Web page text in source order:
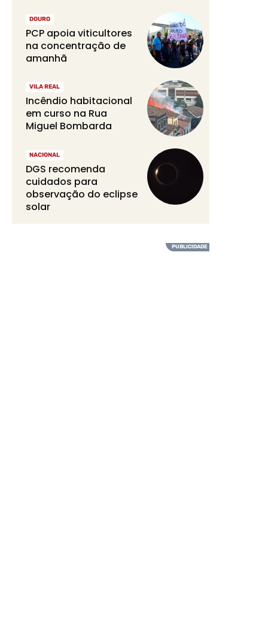
DOURO
PCP apoia viticultores
na concentração de
amanhã
VILA REAL
Incêndio habitacional
em curso na Rua
Miguel Bombarda
NACIONAL
DGS recomenda
cuidados para
observação do eclipse
solar